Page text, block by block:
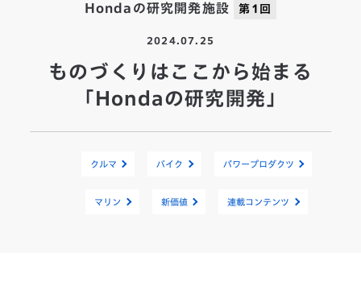
Hondaの研究開発施設 第1回
2024.07.25
ものづくりはここから始まる
「Hondaの研究開発」
クルマ バイク パワープロダクツ
マリン 新価値 連載コンテンツ